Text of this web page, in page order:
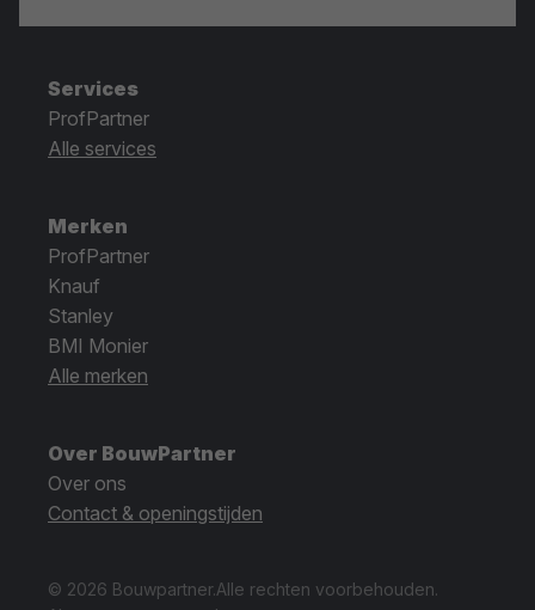
Services
ProfPartner
Alle services
Merken
ProfPartner
Knauf
Stanley
BMI Monier
Alle merken
Over BouwPartner
Over ons
Contact & openingstijden
© 2026 Bouwpartner.Alle rechten voorbehouden.